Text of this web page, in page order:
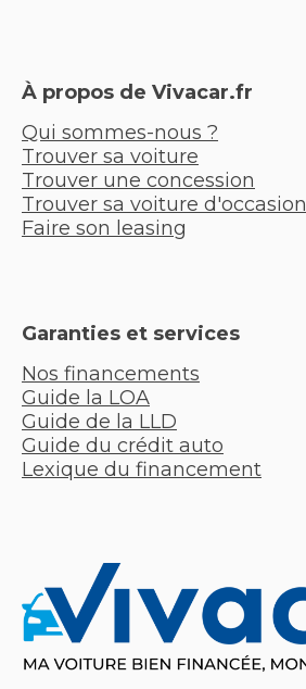
À propos de Vivacar.fr
Qui sommes-nous ?
Trouver sa voiture
Trouver une concession
Trouver sa voiture d'occasion
Faire son leasing
Garanties et services
Nos financements
Guide la LOA
Guide de la LLD
Guide du crédit auto
Lexique du financement